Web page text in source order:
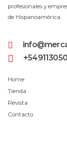
profesionales y
de Hispanoamérica.
Home
Tienda
Revista
Contacto